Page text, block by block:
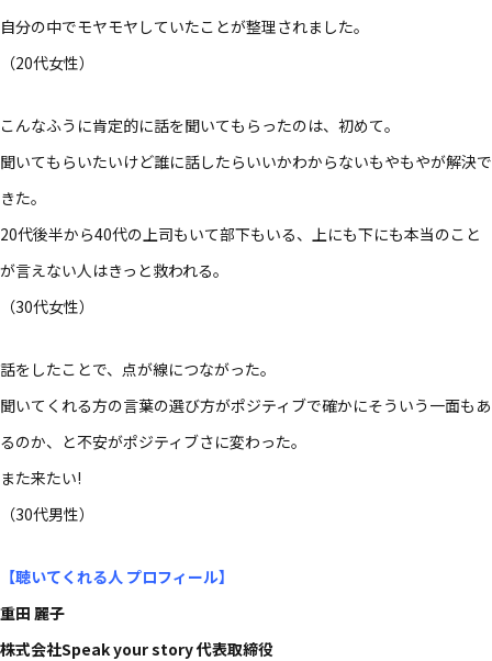
自分の​中で​モヤモヤしていた​ことが​整理されました。​
（20​代女性）​
こんな​ふうに​肯定的に​話を​聞いて​もらったのは、​初めて。​
聞いて​もらいたいけど誰に​話したら​いいかわからないも​やも​やが​解決で
きた。​
20代後​半から​40代の​上司もいて​部下も​いる、​上にも​下にも​本当の​こと
が​言えない​人は​きっと​救われる。​
（30​代女性）​
話を​した​ことで、​点が​線に​つながった。​
聞いてくれる​方の​言葉の​選び方が​ポジティブで​確かに​そういう​一面も​あ
るのか、と​不安が​ポジティブさに​変わった。​
また​来たい​!
​（30​代男性）​
【聴いてくれる​人 プロフィール】
重田 麗子
株式会社Speak your story 代表取締役